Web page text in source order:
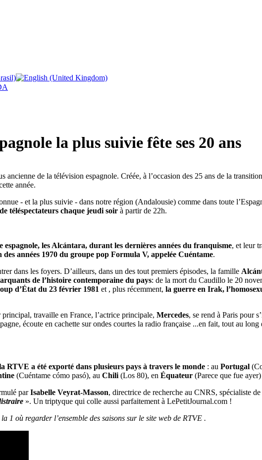
la plus suivie fête ses 20 ans
de la télévision espagnole. Créée, à l’occasion des 25 ans de la
année.
- et la plus suivie - dans notre région (Andalousie) comme dans toute
téléspectateurs chaque jeudi soir à partir de 22h.
espagnole, les Alcántara, durant les dernières années du franquisme, et leur
des années 1970 du groupe pop Formula V, appelée Cuéntame.
dans les foyers. D’ailleurs, dans un des tout premiers épisodes, la famille
de l’histoire contemporaine du pays: de la mort du Caudillo le 20
d’État du 23 février 1981 et , plus récemment, la guerre en Irak,
principal, travaille en France, l’actrice principale, Mercedes, se rend à Paris pour
écoute en cachette sur ondes courtes la radio française ...en fait, tout au long
RTVE a été exporté dans plusieurs pays à travers le monde : au Portugal
(Cuéntame cómo pasó), au Chili (Los 80), en Équateur (Parece que fue
parIsabelle Veyrat-Masson, directrice de recherche au CNRS, spécialiste
». Un triptyque qui colle aussi parfaitement à LePetitJournal.com !
1 où regarder l’ensemble des saisons sur le site web de RTVE .